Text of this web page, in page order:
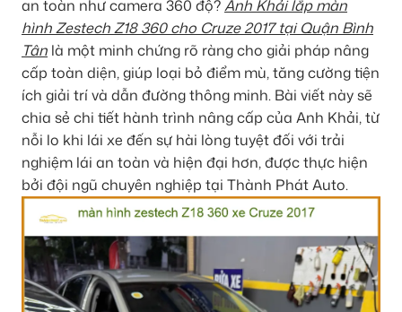
an toàn như camera 360 độ?Anh Khải lắp màn
hình Zestech Z18 360 cho Cruze 2017 tại Quận Bình
Tân là một minh chứng rõ ràng cho giải pháp nâng
cấp toàn diện, giúp loại bỏ điểm mù, tăng cường tiện
ích giải trí và dẫn đường thông minh. Bài viết này sẽ
chia sẻ chi tiết hành trình nâng cấp của Anh Khải, từ
nỗi lo khi lái xe đến sự hài lòng tuyệt đối với trải
nghiệm lái an toàn và hiện đại hơn, được thực hiện
bởi đội ngũ chuyên nghiệp tại Thành Phát Auto.